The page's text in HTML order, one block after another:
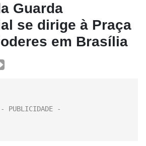
Guarda
se dirige à Praça
em Brasília